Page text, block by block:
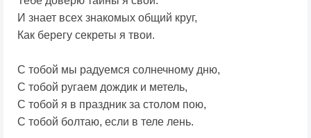
И знает всех знакомых общий круг,
Как берегу секреты я твои.
С тобой мы радуемся солнечному дню,
С тобой ругаем дождик и метель,
С тобой я в праздник за столом пою,
С тобой болтаю, если в теле лень.